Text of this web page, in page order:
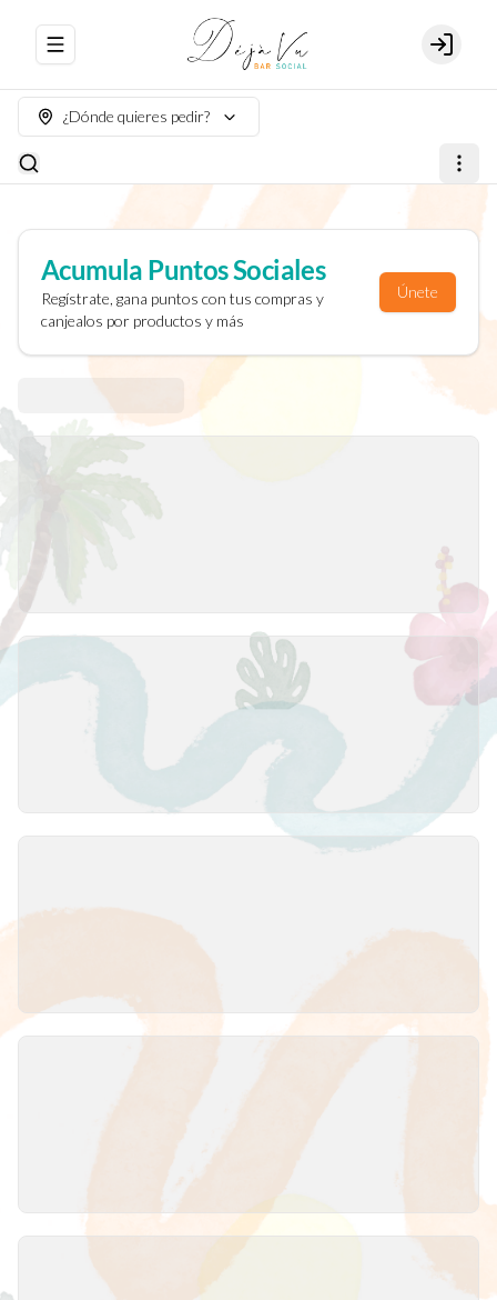
Abrir menu de navegación Login
¿Dónde quieres pedir?
Acumula Puntos Sociales
Regístrate, gana puntos con tus compras y
canjealos por productos y más
Únete